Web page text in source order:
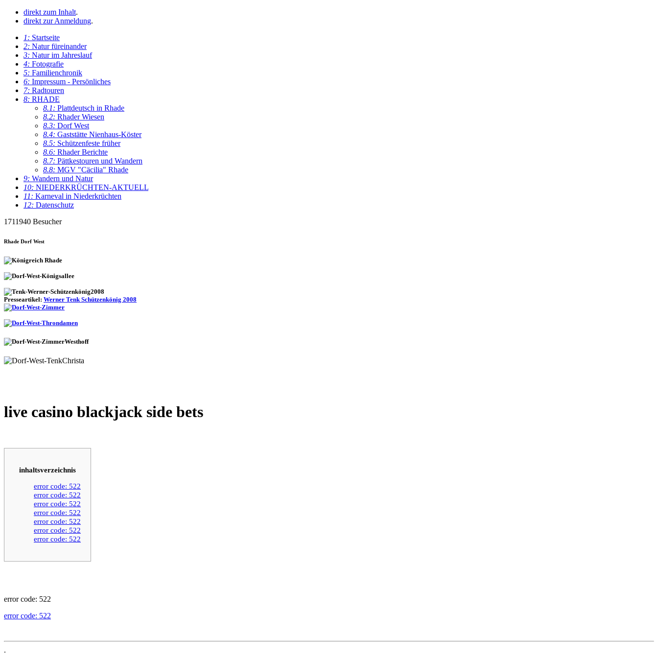
direkt zum Inhalt.
direkt zur Anmeldung.
1: Startseite
2: Natur füreinander
3: Natur im Jahreslauf
4: Fotografie
5: Familienchronik
6: Impressum - Persönliches
7: Radtouren
8: RHADE
8.1: Plattdeutsch in Rhade
8.2: Rhader Wiesen
8.3: Dorf West
8.4: Gaststätte Nienhaus-Köster
8.5: Schützenfeste früher
8.6: Rhader Berichte
8.7: Pättkestouren und Wandern
8.8: MGV "Cäcilia" Rhade
9: Wandern und Natur
10: NIEDERKRÜCHTEN-AKTUELL
11: Karneval in Niederkrüchten
12: Datenschutz
1711940 Besucher
Rhade Dorf West
Presseartikel: Werner Tenk Schützenkönig 2008
live casino blackjack side bets
inhaltsverzeichnis
error code: 522
error code: 522
error code: 522
error code: 522
error code: 522
error code: 522
error code: 522
error code: 522
error code: 522
.